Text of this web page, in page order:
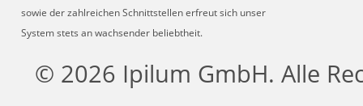
sowie der zahlreichen Schnittstellen erfreut sich unser
System stets an wachsender beliebtheit.
© 2026 Ipilum GmbH. Alle